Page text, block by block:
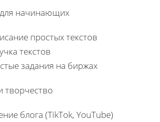
начинающих
простых текстов
текстов
задания на биржах
творчество
блога (TikTok, YouTube)